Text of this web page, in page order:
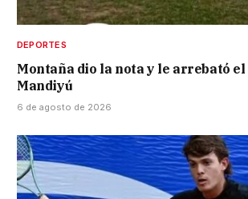
DEPORTES
Montaña dio la nota y le arrebató
Mandiyú
6 de agosto de 2026